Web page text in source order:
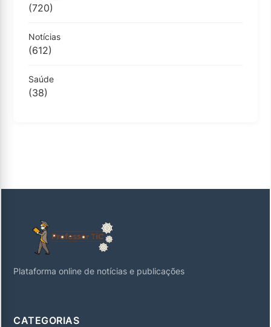
(720)
Notícias
(612)
Saúde
(38)
Plataforma online de notícias e publicações
CATEGORIAS